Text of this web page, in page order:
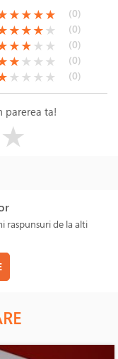
(*)
★(*)
★(*)
★(*)
★ (0)
(*)
★(*)
★(*)
★( )
★ (0)
(*)
★(*)
★( )
★ ( )
★ (0)
(*)
★( )
★ ( )
★ ( )
★ (0)
( )
★ ( )
★ ( )
★ ( )
★ (0)
parerea ta!
★
raspunsuri de la alti